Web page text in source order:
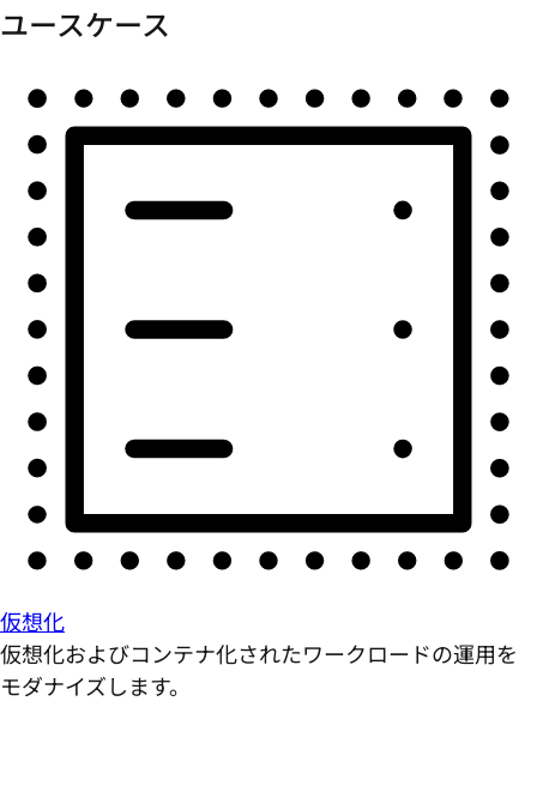
ユースケース
仮想化
仮想化およびコンテナ化されたワークロードの運用を
モダナイズします。